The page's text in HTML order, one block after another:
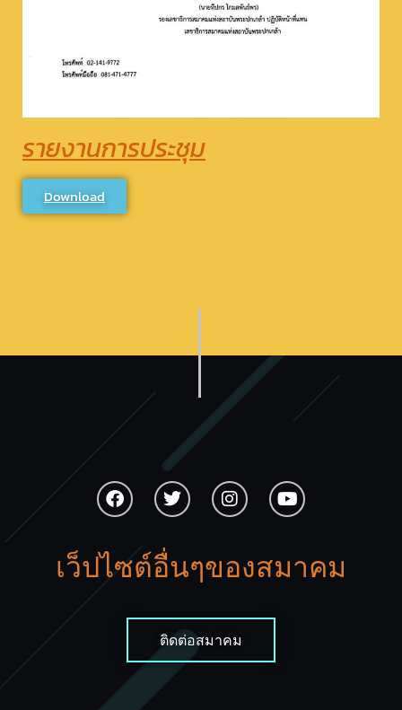
รายงานการประชุม
Download
เว็ปไซต์อื่นๆของสมาคม
ติดต่อสมาคม